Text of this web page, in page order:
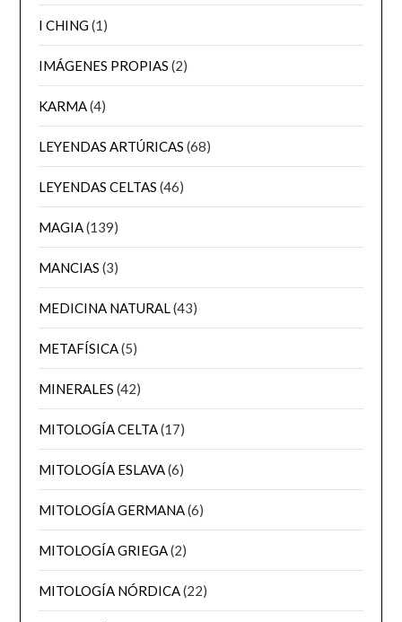
I CHING(1)
IMÁGENES PROPIAS (2)
KARMA(4)
LEYENDAS ARTÚRICAS (68)
LEYENDAS CELTAS (46)
MAGIA(139)
MANCIAS (3)
MEDICINA NATURAL(43)
METAFÍSICA(5)
MINERALES (42)
MITOLOGÍA CELTA(17)
MITOLOGÍA ESLAVA(6)
MITOLOGÍA GERMANA(6)
MITOLOGÍA GRIEGA(2)
MITOLOGÍA NÓRDICA(22)